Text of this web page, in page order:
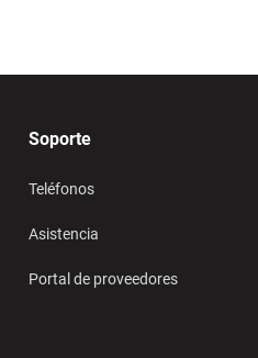
Soporte
Teléfonos
Asistencia
Portal de proveedores